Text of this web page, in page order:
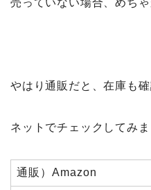
売っていない場合、めちゃ
やはり通販だと、在庫も
ネットでチェックしてみま
通販）Amazon